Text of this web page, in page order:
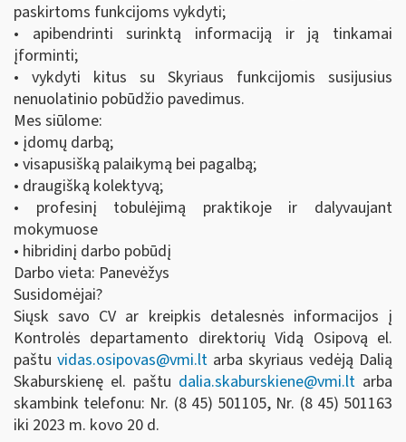
paskirtoms funkcijoms vykdyti;
• apibendrinti surinktą informaciją ir ją tinkamai
įforminti;
• vykdyti kitus su Skyriaus funkcijomis susijusius
nenuolatinio pobūdžio pavedimus.
Mes siūlome:
• įdomų darbą;
• visapusišką palaikymą bei pagalbą;
• draugišką kolektyvą;
• profesinį tobulėjimą praktikoje ir dalyvaujant
mokymuose
• hibridinį darbo pobūdį
Darbo vieta: Panevėžys
Susidomėjai?
Siųsk savo CV ar kreipkis detalesnės informacijos į
Kontrolės departamento direktorių Vidą Osipovą el.
paštu vidas.osipovas@vmi.lt arba skyriaus vedėją Dalią
Skaburskienę el. paštu dalia.skaburskiene@vmi.lt arba
skambink telefonu: Nr. (8 45) 501105, Nr. (8 45) 501163
iki 2023 m. kovo 20 d.